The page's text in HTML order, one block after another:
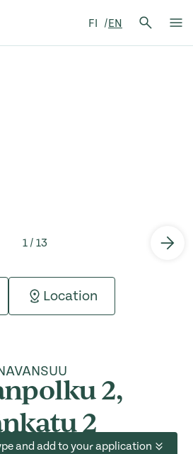
FI EN
Search
1 / 13
Location
2,
2
and add to your application